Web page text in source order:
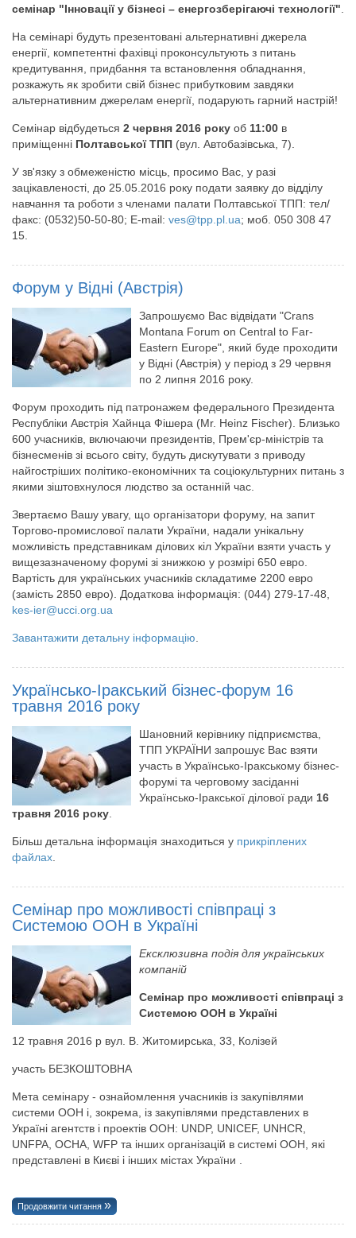
семінар "Інновації у бізнесі – енергозберігаючі технології"
На семінарі будуть презентовані альтернативні джерела
енергії, компетентні фахівці проконсультують з питань
кредитування, придбання та встановлення обладнання,
розкажуть як зробити свій бізнес прибутковим завдяки
альтернативним джерелам енергії, подарують гарний настрій!
Семінар відбудеться 2 червня 2016 року об 11:00 в
приміщенні Полтавської ТПП (вул. Автобазівська, 7).
У зв'язку з обмеженістю місць, просимо Вас, у разі
зацікавленості, до 25.05.2016 року подати заявку до відділу
навчання та роботи з членами палати Полтавської ТПП: тел/
факс: (0532)50-50-80; Е-mail: ves@tpp.pl.ua; моб. 050 308 47
15.
Форум у Відні (Австрія)
Запрошуємо Вас відвідати "Crans
Montana Forum on Central to Far-
Eastern Europe", який буде проходити
у Відні (Австрія) у період з 29 червня
по 2 липня 2016 року.
Форум проходить під патронажем федерального Президента
Республіки Австрія Хайнца Фішера (Mr. Heinz Fischer). Близько
600 учасників, включаючи президентів, Прем'єр-міністрів та
бізнесменів зі всього світу, будуть дискутувати з приводу
найгостріших політико-економічних та соціокультурних питань з
якими зіштовхнулося людство за останній час.
Звертаємо Вашу увагу, що організатори форуму, на запит
Торгово-промислової палати України, надали унікальну
можливість представникам ділових кіл України взяти участь у
вищезазначеному форумі зі знижкою у розмірі 650 евро.
Вартість для українських учасників складатиме 2200 евро
(замість 2850 евро). Додаткова інформація: (044) 279-17-48,
kes-ier@ucci.org.ua
Завантажити детальну інформацію
Українсько-Іракський бізнес-форум 16
травня 2016 року
Шановний керівнику підприємства,
ТПП УКРАЇНИ запрошує Вас взяти
участь в Українсько-Іракському бізнес-
форумі та черговому засіданні
Українсько-Іракської ділової ради 16
травня 2016 року
Більш детальна інформація знаходиться у прикріплених
файлах
Семінар про можливості співпраці з
Системою ООН в Україні
Ексклюзивна подія для українських
компаній
Семінар про можливості співпраці з
Системою ООН в Україні
12 травня 2016 р вул. В. Житомирська, 33, Колізей
участь БЕЗКОШТОВНА
Мета семінару - ознайомлення учасників із закупівлями
системи ООН і, зокрема, із закупівлями представлених в
Україні агентств і проектів ООН: UNDP, UNICEF, UNHCR,
UNFPA, OCHA, WFP та інших організацій в системі ООН, які
представлені в Києві і інших містах України .
Продовжити читання